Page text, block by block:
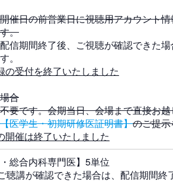
催日の前営業日に視聴用アカウント
。
信期間終了後、ご視聴が確認できた
。
の受付を終了いたしました
合
要です。会期当日、会場まで直接お
【医学生・初期研修医証明書】のご提
開催は終了いたしました
・総合内科専門医】5単位
聴講が確認できた場合は、配信期間終